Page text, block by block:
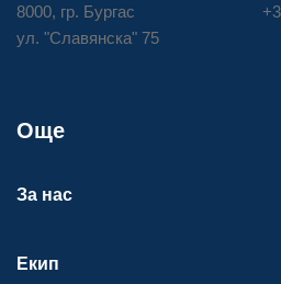
8000, гр. Бургас
ул. "Славянска" 75
Още
За нас
Екип